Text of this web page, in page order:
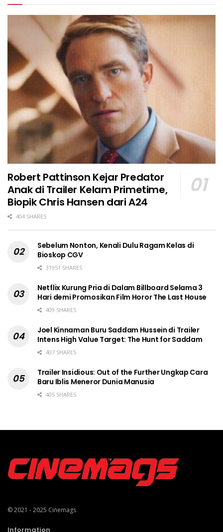
Robert Pattinson Kejar Predator
Anak di Trailer Kelam Primetime,
Biopik Chris Hansen dari A24
404 SHARES
Sebelum Nonton, Kenali Dulu Ragam Kelas di
Bioskop CGV
31951 SHARES
Netflix Kurung Pria di Dalam Billboard Selama 3
Hari demi Promosikan Film Horor The Last House
409 SHARES
Joel Kinnaman Buru Saddam Hussein di Trailer
Intens High Value Target: The Hunt for Saddam
407 SHARES
Trailer Insidious: Out of the Further Ungkap Cara
Baru Iblis Meneror Dunia Manusia
405 SHARES
© 2021 - 2025 Cinemags
Information